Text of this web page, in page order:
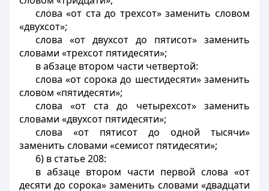
слова «от ста до трехсот» заменить словом
«двухсот»;
слова «от двухсот до пятисот» заменить
словами «трехсот пятидесяти»;
в абзаце втором части четвертой:
слова «от сорока до шестидесяти» заменить
словом «пятидесяти»;
слова «от ста до четырехсот» заменить
словами «двухсот пятидесяти»;
слова «от пятисот до одной тысячи»
заменить словами «семисот пятидесяти»;
6) в статье 208:
в абзаце втором части первой слова «от
десяти до сорока» заменить словами «двадцати